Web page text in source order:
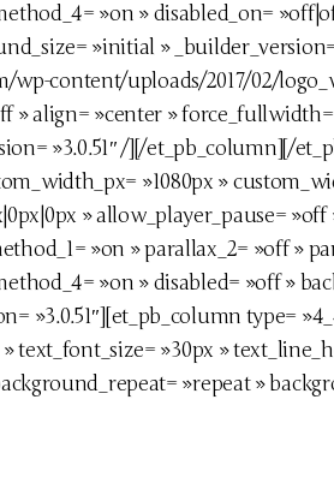
»on » disabled_on=
»initial » _builder_version=
wp-content/uploads/2017/02/
align= »center »
»3.0.51″ /][/et_pb_column][/
»1080px »
» allow_player_pause= »off
»on » parallax_2= »off »
»on » disabled= »off »
»3.0.51″][et_pb_column type=
»30px »
»repeat »